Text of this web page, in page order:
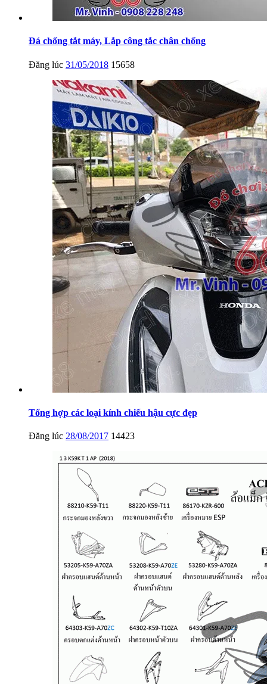
Đá chống tắt máy, Lắp công tắc chân chống
Đăng lúc 31/05/2018 15658
Tổng hợp các loại kính chiếu hậu cực đẹp
Đăng lúc 28/08/2017 14423